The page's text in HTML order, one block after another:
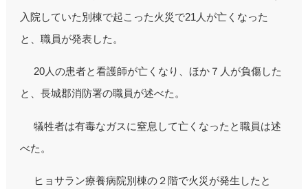
入院していた別棟で起こった火災で21人が亡くなった
と、職員が発表した。
20人の患者と看護師が亡くなり、ほか７人が負傷した
と、長城郡消防署の職員が述べた。
犠牲者は有毒なガスに窒息して亡くなったと職員は述
べた。
ヒョサラン療養病院別棟の２階で火災が発生したと